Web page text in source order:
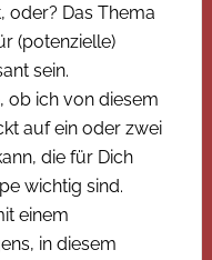
oder? Das Thema
(potenzielle)
sein.
ob ich von diesem
auf ein oder zwei
die für Dich
wichtig sind.
einem
in diesem